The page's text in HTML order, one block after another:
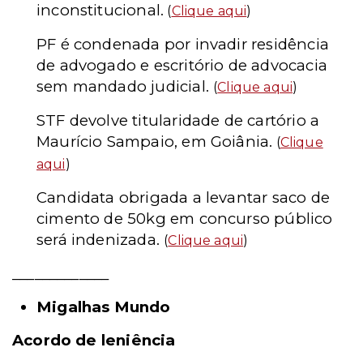
inconstitucional. (Clique aqui)
PF é condenada por invadir residência
de advogado e escritório de advocacia
sem mandado judicial. (Clique aqui)
STF devolve titularidade de cartório a
Maurício Sampaio, em Goiânia. (Clique
aqui)
Candidata obrigada a levantar saco de
cimento de 50kg em concurso público
será indenizada. (Clique aqui)
Migalhas Mundo
Acordo de leniência